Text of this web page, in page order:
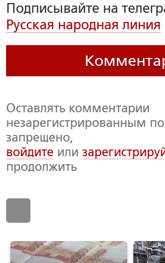
Подписывайте на
Русская народная линия
Оставлять комментарии
незарегистрированным
запрещено,
войдите или
продолжить